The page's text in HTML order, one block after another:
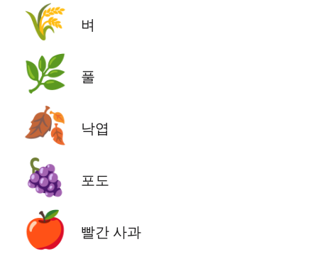
🌾 벼
🌿 풀
🍂 낙엽
🍇 포도
🍎 빨간 사과